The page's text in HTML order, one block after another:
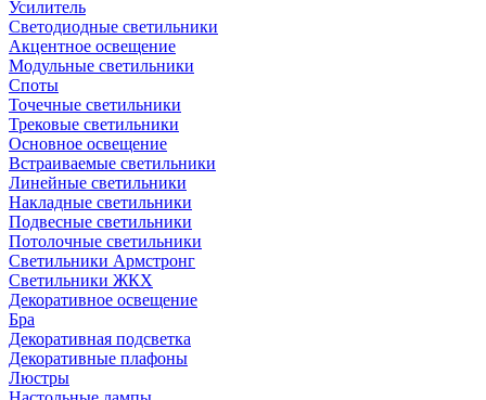
Усилитель
Светодиодные светильники
Акцентное освещение
Модульные светильники
Споты
Точечные светильники
Трековые светильники
Основное освещение
Встраиваемые светильники
Линейные светильники
Накладные светильники
Подвесные светильники
Потолочные светильники
Светильники Армстронг
Светильники ЖКХ
Декоративное освещение
Бра
Декоративная подсветка
Декоративные плафоны
Люстры